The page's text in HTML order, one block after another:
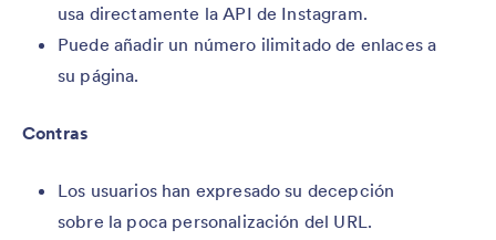
usa directamente la API de Instagram.
Puede añadir un número ilimitado de enlaces a
su página.
Contras
Los usuarios han expresado su decepción
sobre la poca personalización del URL.